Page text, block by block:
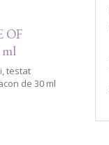
OF
testat
de 30 ml